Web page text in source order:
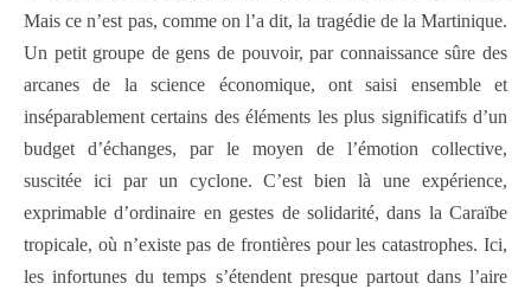
Mais ce n’est pas, comme on l’a dit, la tragédie de la Martinique.
Un petit groupe de gens de pouvoir, par connaissance sûre des
arcanes de la science économique, ont saisi ensemble et
inséparablement certains des éléments les plus significatifs d’un
budget d’échanges, par le moyen de l’émotion collective,
suscitée ici par un cyclone. C’est bien là une expérience,
exprimable d’ordinaire en gestes de solidarité, dans la Caraïbe
tropicale, où n’existe pas de frontières pour les catastrophes. Ici,
les infortunes du temps s’étendent presque partout dans l’aire